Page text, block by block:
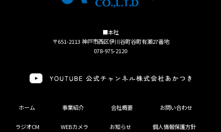
■本社
〒651-2113 神戸市西区伊川谷町谷町有瀬27番地
078-975-2120
ホーム 事業紹介 会社概要 お問い合わせ
ラジオCM WEBカメラ お知らせ 個人情報保護方針